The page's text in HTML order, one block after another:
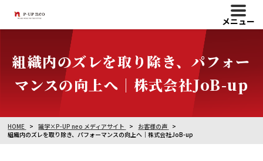
メニュー
組織内のズレを取り除き、パフォー
マンスの向上へ｜株式会社JoB-up
HOME 識学×P-UP neo メディアサイト
お客様の声
組織内のズレを取り除き、パフォーマンスの向上へ｜株式会社JoB-up